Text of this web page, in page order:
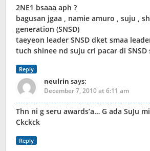
2NE1 bsaaa aph ?
bagusan jgaa , namie amuro , suju ,
generation (SNSD)
taeyeon leader SNSD dket smaa leader
tuch shinee nd suju cri pacar di SNSD
Reply
neulrin says:
December 7, 2010 at 6:11 am
Thn ni g seru awards’a… G ada SuJu
Ckckck
Reply